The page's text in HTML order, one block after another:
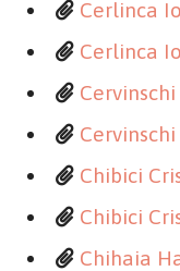
Cerlinca
Cerlinca
Chibici
Chibici
Chihaia